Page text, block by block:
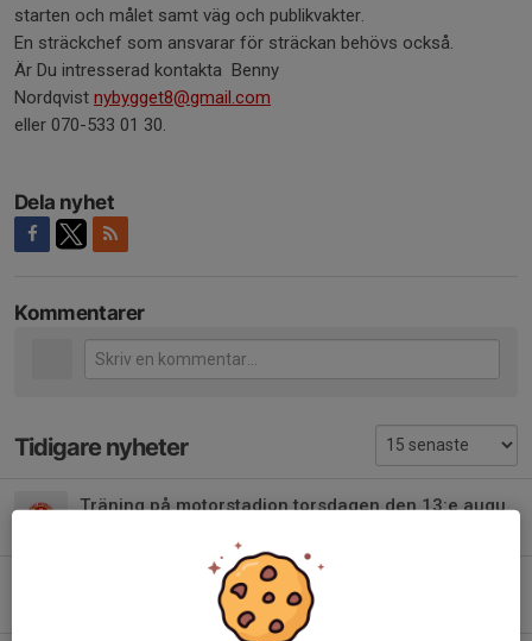
starten och målet samt väg och publikvakter.
En sträckchef som ansvarar för sträckan behövs också.
Är Du intresserad kontakta Benny
Nordqvist nybygget8@gmail.com
eller 070-533 01 30.
Dela nyhet
Kommentarer
Tidigare nyheter
Träning på motorstadion torsdagen den 13:e augusti.
Inställd tävling Sviestadsprinten 1:a augusti
0